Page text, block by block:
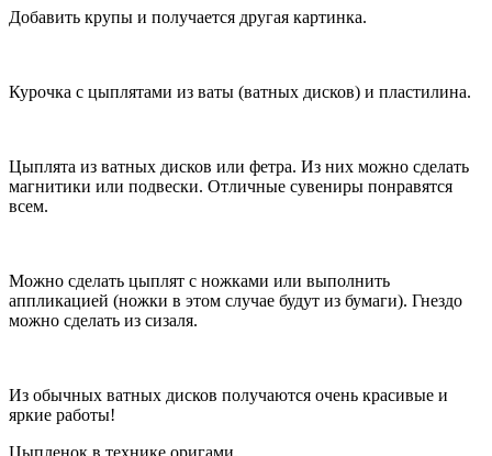
Добавить крупы и получается другая картинка.
Курочка с цыплятами из ваты (ватных дисков) и пластилина.
Цыплята из ватных дисков или фетра. Из них можно сделать
магнитики или подвески. Отличные сувениры понравятся
всем.
Можно сделать цыплят с ножками или выполнить
аппликацией (ножки в этом случае будут из бумаги). Гнездо
можно сделать из сизаля.
Из обычных ватных дисков получаются очень красивые и
яркие работы!
Цыпленок в технике оригами.